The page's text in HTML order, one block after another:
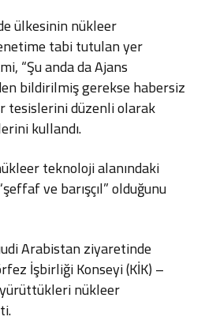
ülkesinin nükleer
tabi tutulan yer
“Şu anda da Ajans
bildirilmiş gerekse habersiz
tesislerini düzenli olarak
kullandı.
teknoloji alanındaki
ve barışçıl” olduğunu
Arabistan ziyaretinde
İşbirliği Konseyi (KİK) –
yürüttükleri nükleer